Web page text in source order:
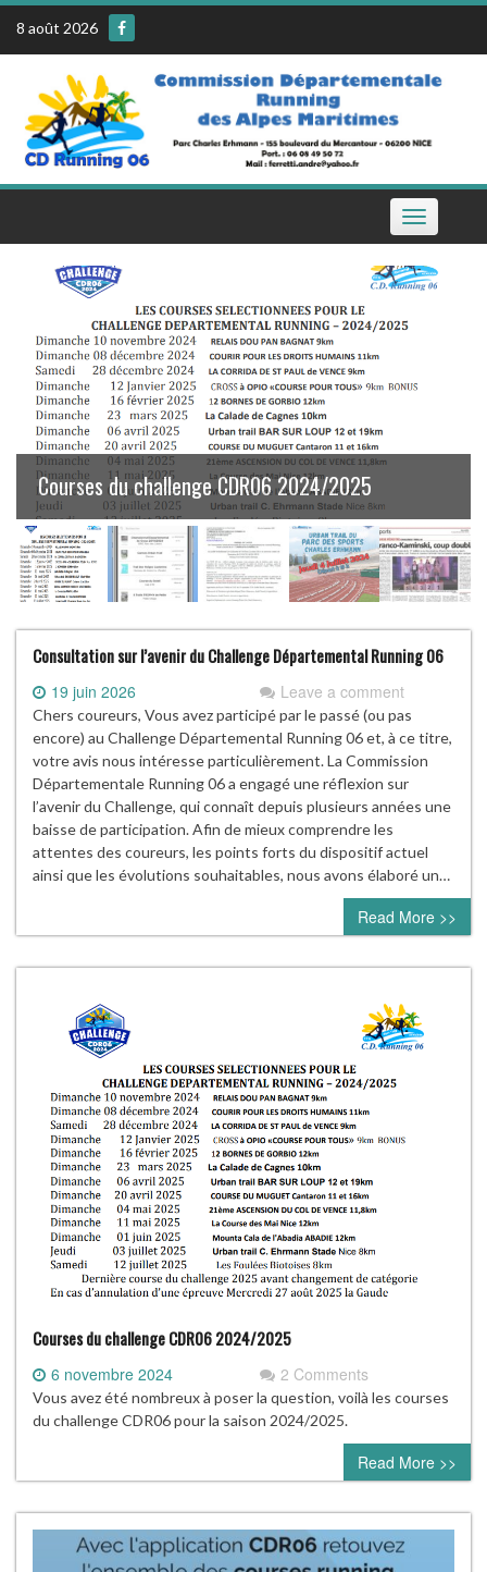
Skip
content
8 août 2026
Toggle
navigation
Le calendrier de la CDR06 sur votre téléphone
Consultation sur l’avenir du Challenge Départemental Running 06
19 juin 2026 Leave a comment
Chers coureurs, Vous avez participé par le passé (ou pas
encore) au Challenge Départemental Running 06 et, à ce titre,
votre avis nous intéresse particulièrement. La Commission
Départementale Running 06 a engagé une réflexion sur
l’avenir du Challenge, qui connaît depuis plusieurs années une
baisse de participation. Afin de mieux comprendre les
attentes des coureurs, les points forts du dispositif actuel
ainsi que les évolutions souhaitables, nous avons élaboré un…
Read More >>
Courses du challenge CDR06 2024/2025
6 novembre 2024 2 Comments
Vous avez été nombreux à poser la question, voilà les courses
du challenge CDR06 pour la saison 2024/2025.
Read More >>